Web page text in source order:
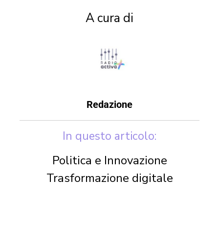
A cura di
Redazione
In questo articolo:
Politica e Innovazione
Trasformazione digitale